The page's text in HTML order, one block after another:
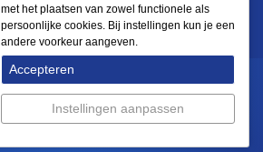
met het plaatsen van zowel functionele als
persoonlijke cookies. Bij instellingen kun je een
andere voorkeur aangeven.
Accepteren
Instellingen aanpassen